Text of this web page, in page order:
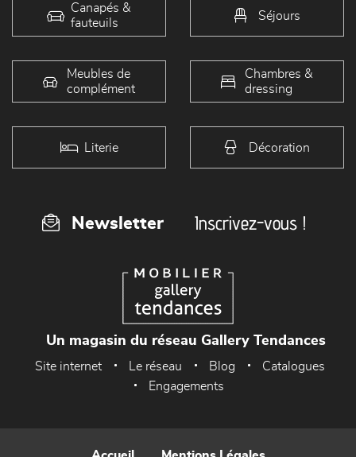
Canapés &
fauteuils
Séjours
Meubles de
complément
Chambres &
dressing
Literie Décoration
Newsletter Inscrivez-vous !
Un magasin du réseau Gallery Tendances
Site internet Le réseau Blog
Catalogues
Engagements